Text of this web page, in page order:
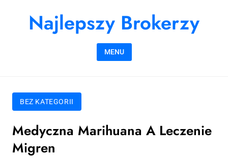
Najlepszy Brokerzy
MENU
BEZ KATEGORII
Medyczna Marihuana A Leczenie
Migren